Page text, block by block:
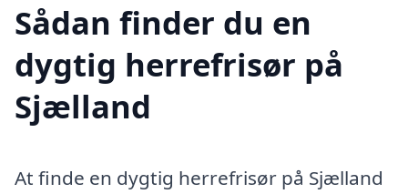
Sådan finder du en
dygtig herrefrisør på
Sjælland
At finde en dygtig herrefrisør på Sjælland